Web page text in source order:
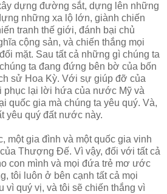
dựng đường sắt, dựng lên những
những xa lộ lớn, giành chiến
tranh thế giới, đánh bại chủ
cộng sản, và chiến thắng mọi
mặt. Sau tất cả những gì chúng ta
ta đang đứng bên bờ của bốn
sử Hoa Kỳ. Với sự giúp đỡ của
phục lại lời hứa của nước Mỹ và
quốc gia mà chúng ta yêu quý. Và,
yêu quý đất nước này.
một gia đình và một quốc gia vinh
Thượng Đế. Vì vậy, đối với tất cả
con mình và mọi đứa trẻ mơ ước
tôi luôn ở bên cạnh tất cả mọi
vì quý vị, và tôi sẽ chiến thắng vì